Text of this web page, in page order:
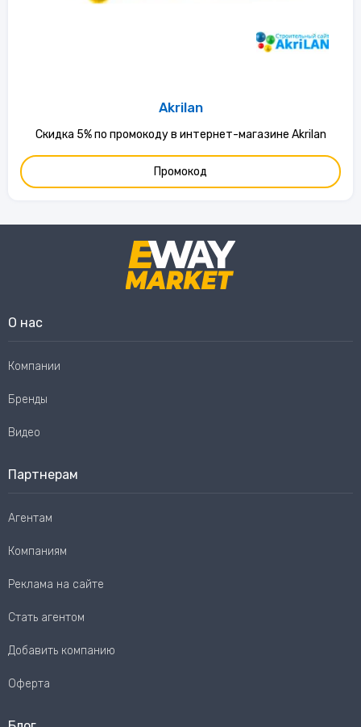
Akrilan
Скидка 5% по промокоду в интернет-магазине Akrilan
Промокод
О нас
Компании
Бренды
Видео
Партнерам
Агентам
Компаниям
Реклама на сайте
Стать агентом
Добавить компанию
Оферта